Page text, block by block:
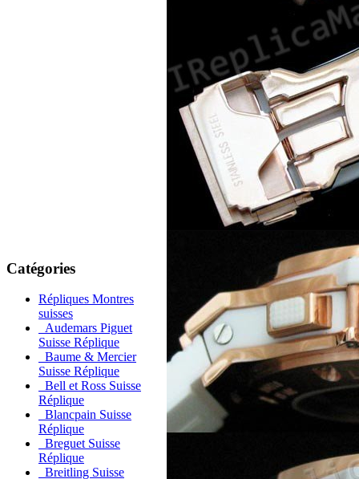
Catégories
Répliques Montres
suisses
Audemars Piguet
Suisse Réplique
Baume & Mercier
Suisse Réplique
Bell et Ross Suisse
Réplique
Blancpain Suisse
Réplique
Breguet Suisse
Réplique
Breitling Suisse